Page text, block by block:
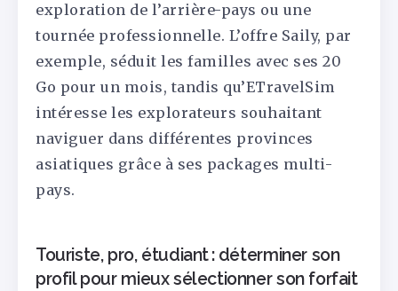
exploration de l’arrière-pays ou une
tournée professionnelle. L’offre Saily, par
exemple, séduit les familles avec ses 20
Go pour un mois, tandis qu’ETravelSim
intéresse les explorateurs souhaitant
naviguer dans différentes provinces
asiatiques grâce à ses packages multi-
pays.
Touriste, pro, étudiant : déterminer son
profil pour mieux sélectionner son forfait